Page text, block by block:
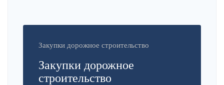
Закупки дорожное строительство
Закупки дорожное
строительство